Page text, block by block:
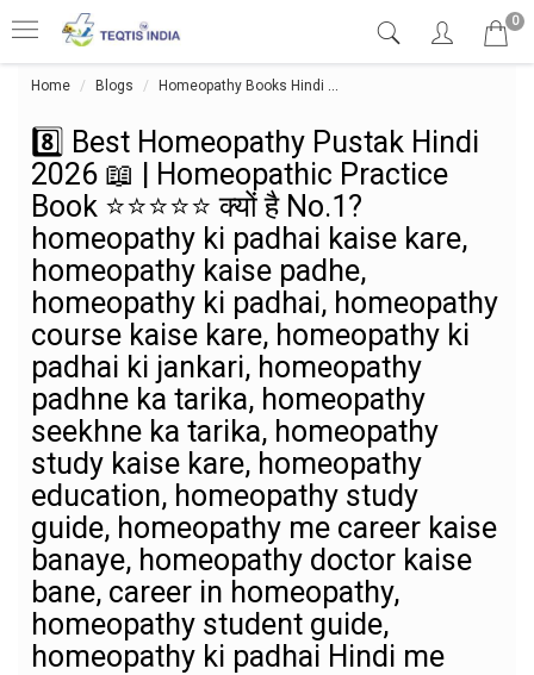
0
Home Blogs Homeopathy Books Hindi
8️⃣ Best Homeopathy Pustak Hindi
2026 📖 | Homeopathic Practice
Book ⭐⭐⭐⭐⭐ क्यों है No.1?
homeopathy ki padhai kaise kare,
homeopathy kaise padhe,
homeopathy ki padhai, homeopathy
course kaise kare, homeopathy ki
padhai ki jankari, homeopathy
padhne ka tarika, homeopathy
seekhne ka tarika, homeopathy
study kaise kare, homeopathy
education, homeopathy study
guide, homeopathy me career kaise
banaye, homeopathy doctor kaise
bane, career in homeopathy,
homeopathy student guide,
homeopathy ki padhai Hindi me